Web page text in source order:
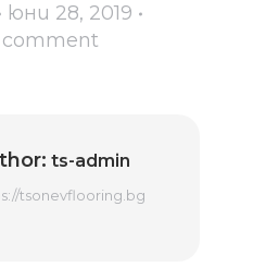
юни 28, 2019
comment
ts-admin
tsonevflooring.bg